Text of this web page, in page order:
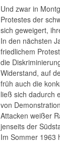
Und zwar in
Protestes der
sich geweigert,
In den nächsten
friedlichem
die
Widerstand, auf
früh auch die
ließ sich dadurch
von
Attacken weißer
jenseits der
Im Sommer 1963